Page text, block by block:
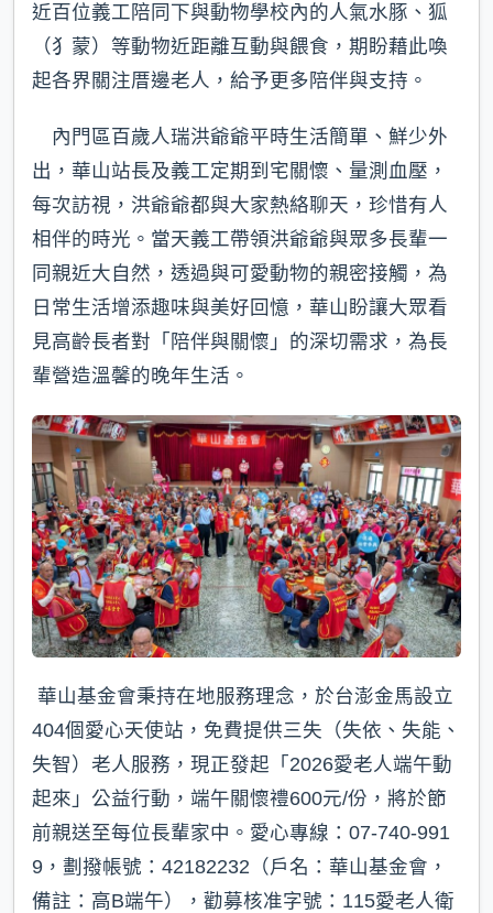
近百位義工陪同下與動物學校內的人氣水豚、狐
（犭蒙）等動物近距離互動與餵食，期盼藉此喚
起各界關注厝邊老人，給予更多陪伴與支持。
內門區百歲人瑞洪爺爺平時生活簡單、鮮少外
出，華山站長及義工定期到宅關懷、量測血壓，
每次訪視，洪爺爺都與大家熱絡聊天，珍惜有人
相伴的時光。當天義工帶領洪爺爺與眾多長輩一
同親近大自然，透過與可愛動物的親密接觸，為
日常生活增添趣味與美好回憶，華山盼讓大眾看
見高齡長者對「陪伴與關懷」的深切需求，為長
輩營造溫馨的晚年生活。
華山基金會秉持在地服務理念，於台澎金馬設立
404個愛心天使站，免費提供三失（失依、失能、
失智）老人服務，現正發起「2026愛老人端午動
起來」公益行動，端午關懷禮600元/份，將於節
前親送至每位長輩家中。愛心專線：07-740-991
9，劃撥帳號：42182232（戶名：華山基金會，
備註：高B端午），勸募核准字號：115愛老人衛